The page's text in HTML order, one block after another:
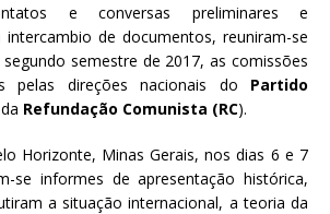
b
o
o
k
r A
p
p
e conversas preliminares e
de documentos, reuniram-se
semestre de 2017, as comissões
pelas direções nacionais do Partido
Refundação Comunista (RC).
Horizonte, Minas Gerais, nos dias 6 e 7
se informes de apresentação histórica,
a situação internacional, a teoria da